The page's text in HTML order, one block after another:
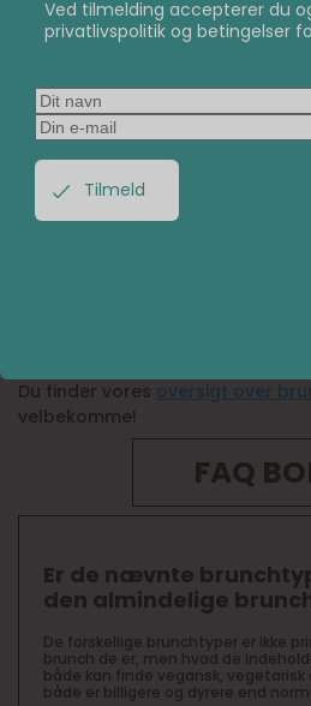
Ved tilmelding accepterer du
privatlivspolitik og betingelser
overset, men i stedet tryg ved at
nyde en lækker brunch uden at
Brunch til alle i
I Aalborg er det muligt for alle
Du finder vores oversigt over
velbekomme!
FAQ
Er de nævnte
den almindelige
De forskellige brunchtyper er ikke
brunch de er, men hvad de
både kan finde vegansk,
både er billigere og dyrere end